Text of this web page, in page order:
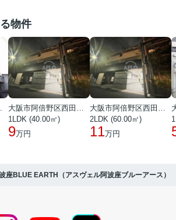
物件
1LDK (40.00㎡)
9万円
2LDK (60.00㎡)
11万円
座BLUE EARTH（アスヴェル阿波座ブルーアース）